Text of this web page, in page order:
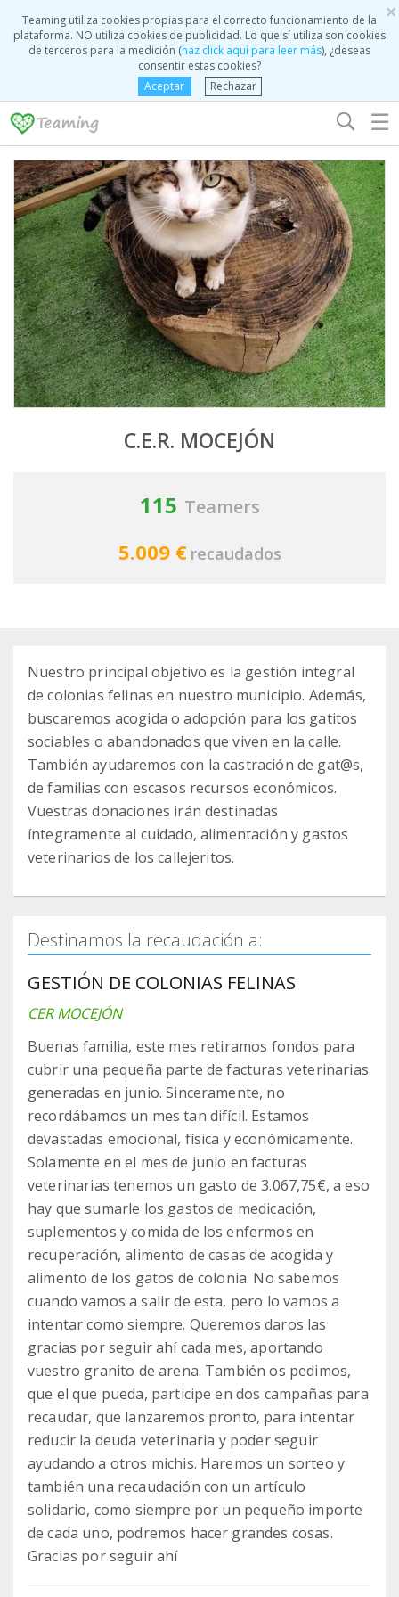
×
Teaming utiliza cookies propias para el correcto funcionamiento de la
plataforma. NO utiliza cookies de publicidad. Lo que sí utiliza son cookies
de terceros para la medición (haz click aquí para leer más), ¿deseas
consentir estas cookies?
Aceptar
Rechazar
☰
C.E.R. MOCEJÓN
115 Teamers
5.009 € recaudados
Nuestro principal objetivo es la gestión integral
de colonias felinas en nuestro municipio. Además,
buscaremos acogida o adopción para los gatitos
sociables o abandonados que viven en la calle.
También ayudaremos con la castración de gat@s,
de familias con escasos recursos económicos.
Vuestras donaciones irán destinadas
íntegramente al cuidado, alimentación y gastos
veterinarios de los callejeritos.
Destinamos la recaudación a:
GESTIÓN DE COLONIAS FELINAS
CER MOCEJÓN
Buenas familia, este mes retiramos fondos para
cubrir una pequeña parte de facturas veterinarias
generadas en junio. Sinceramente, no
recordábamos un mes tan difícil. Estamos
devastadas emocional, física y económicamente.
Solamente en el mes de junio en facturas
veterinarias tenemos un gasto de 3.067,75€, a eso
hay que sumarle los gastos de medicación,
suplementos y comida de los enfermos en
recuperación, alimento de casas de acogida y
alimento de los gatos de colonia. No sabemos
cuando vamos a salir de esta, pero lo vamos a
intentar como siempre. Queremos daros las
gracias por seguir ahí cada mes, aportando
vuestro granito de arena. También os pedimos,
que el que pueda, participe en dos campañas para
recaudar, que lanzaremos pronto, para intentar
reducir la deuda veterinaria y poder seguir
ayudando a otros michis. Haremos un sorteo y
también una recaudación con un artículo
solidario, como siempre por un pequeño importe
de cada uno, podremos hacer grandes cosas.
Gracias por seguir ahí